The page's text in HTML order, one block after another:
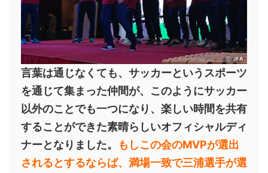
言葉は通じなくても、サッカーというスポーツ
を通じて集まった仲間が、このようにサッカー
以外のことでも一つになり、楽しい時間を共有
することができた素晴らしいオフィシャルディ
ナーとなりました。
もしこの会のMVPが選出
されるとするならば、満場一致で三浦選手が選